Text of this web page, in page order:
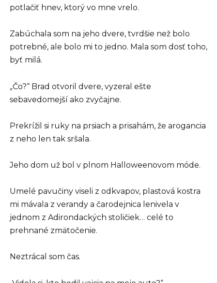
potlačiť hnev, ktorý vo mne vrelo.
Zabúchala som na jeho dvere, tvrdšie než bolo
potrebné, ale bolo mi to jedno. Mala som dosť toho,
byť milá.
„Čo?“ Brad otvoril dvere, vyzeral ešte
sebavedomejší ako zvyčajne.
Prekrížil si ruky na prsiach a prisahám, že arogancia
z neho len tak sršala.
Jeho dom už bol v plnom Halloweenovom móde.
Umelé pavučiny viseli z odkvapov, plastová kostra
mi mávala z verandy a čarodejnica lenivela v
jednom z Adirondackých stoličiek… celé to
prehnané zmätočenie.
Neztrácal som čas.